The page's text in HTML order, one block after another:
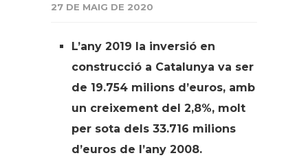
27 DE MAIG DE 2020
L’any 2019 la inversió en
construcció a Catalunya va ser
de 19.754 milions d’euros, amb
un creixement del 2,8%, molt
per sota dels 33.716 milions
d’euros de l’any 2008.